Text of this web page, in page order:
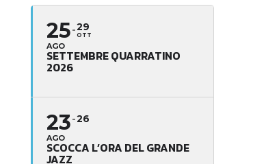
25
AGO
29
OTT
SETTEMBRE QUARRATINO
2026
23
AGO
26
SCOCCA L’ORA DEL GRANDE
JAZZ